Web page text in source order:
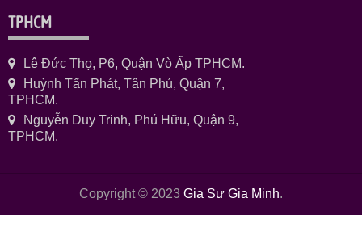
TPHCM
Lê Đức Thọ, P6, Quận Vò Ấp TPHCM.
Huỳnh Tấn Phát, Tân Phú, Quận 7,
TPHCM.
Nguyễn Duy Trinh, Phú Hữu, Quận 9,
TPHCM.
Copyright © 2023 Gia Sư Gia Minh.